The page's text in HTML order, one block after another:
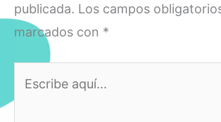
publicada. Los campos
marcados con *